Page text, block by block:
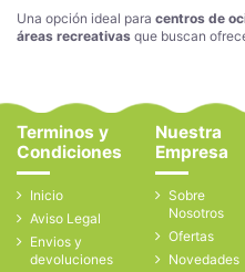
Una opción ideal para centros de
áreas recreativas que buscan
Terminos y
Condiciones
Inicio
Aviso Legal
Envios y
devoluciones
Nuestra
Empresa
Sobre
Nosotros
Ofertas
Novedades